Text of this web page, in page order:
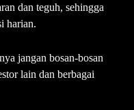
dan teguh, sehingga
harian.
jangan bosan-bosan
lain dan berbagai